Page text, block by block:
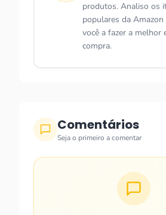
produtos. Analiso os
populares da Amazon
você a fazer a melhor
compra.
Comentários
Seja o primeiro a comentar